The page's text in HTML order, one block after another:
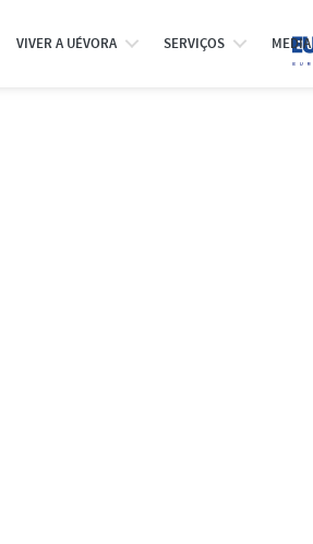
VIVER A UÉVORA SERVIÇOS MEDIA